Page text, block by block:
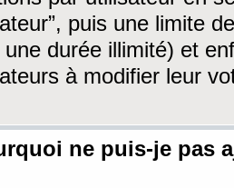
puis une limite
une durée illimité) et
à modifier leur
ne puis-je pas